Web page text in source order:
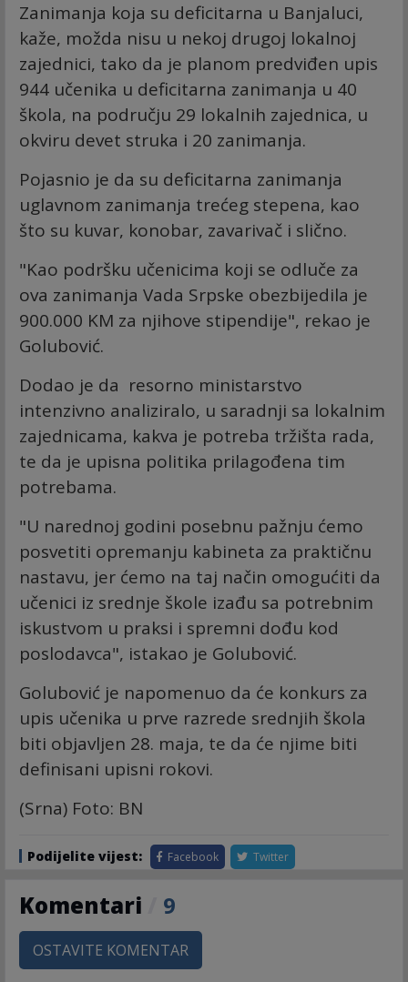
Zanimanja koja su deficitarna u Banjaluci,
kaže, možda nisu u nekoj drugoj lokalnoj
zajednici, tako da je planom predviđen upis
944 učenika u deficitarna zanimanja u 40
škola, na području 29 lokalnih zajednica, u
okviru devet struka i 20 zanimanja.
Pojasnio je da su deficitarna zanimanja
uglavnom zanimanja trećeg stepena, kao
što su kuvar, konobar, zavarivač i slično.
"Kao podršku učenicima koji se odluče za
ova zanimanja Vada Srpske obezbijedila je
900.000 KM za njihove stipendije", rekao je
Golubović.
Dodao je da resorno ministarstvo
intenzivno analiziralo, u saradnji sa lokalnim
zajednicama, kakva je potreba tržišta rada,
te da je upisna politika prilagođena tim
potrebama.
"U narednoj godini posebnu pažnju ćemo
posvetiti opremanju kabineta za praktičnu
nastavu, jer ćemo na taj način omogućiti da
učenici iz srednje škole izađu sa potrebnim
iskustvom u praksi i spremni dođu kod
poslodavca", istakao je Golubović.
Golubović je napomenuo da će konkurs za
upis učenika u prve razrede srednjih škola
biti objavljen 28. maja, te da će njime biti
definisani upisni rokovi.
(Srna) Foto: BN
Podijelite vijest: Facebook Twitter
Komentari 9
OSTAVITE KOMENTAR